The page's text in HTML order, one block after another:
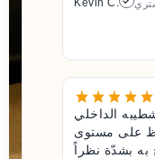
Kevin C.
الداخلي
على مستوى
به بشدّة نظراً